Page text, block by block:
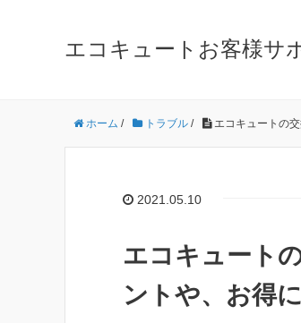
エコキュートお客様サ
ホーム / トラブル / エコキュートの交
2021.05.10
エコキュート
ントや、お得